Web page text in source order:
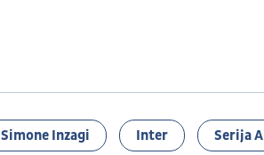
Simone Inzagi Inter Serija A